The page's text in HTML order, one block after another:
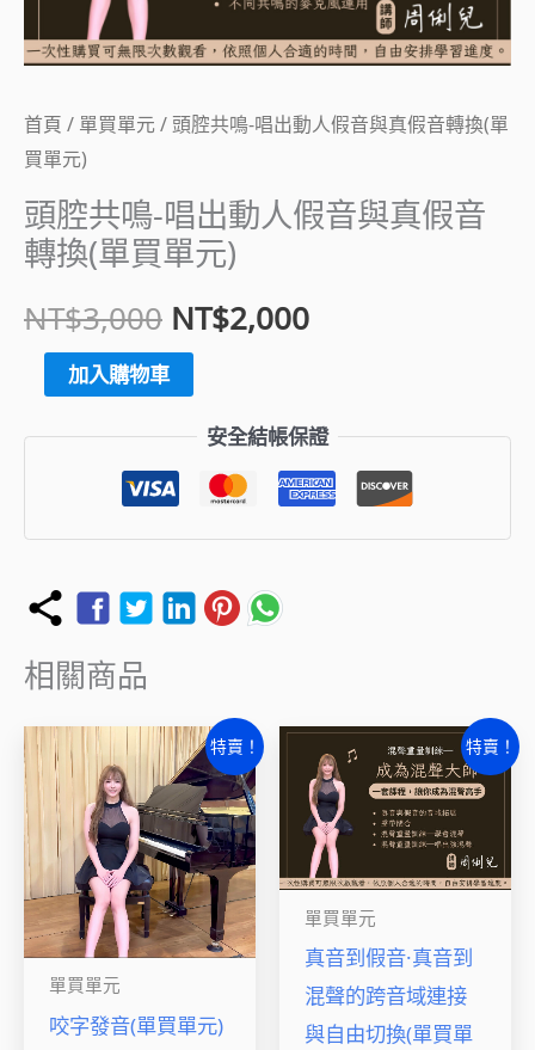
首頁 / 單買單元 / 頭腔共鳴-唱出動人假音與真假音轉換(單
買單元)
頭腔共鳴-唱出動人假音與真假音
轉換(單買單元)
NT$3,000 NT$2,000
假
與
真
假
音
轉
換
(單
量
加入購物車
安全結帳保證
相關商品
特賣！
單買單元
咬字發音(單買單元)
原
始
價
格：
NT$3,000。
目
前
價
格：
NT$2,000。
特賣！
單買單元
真音到假音·真音到
混聲的跨音域連接
與自由切換(單買單
原
始
價
格：
NT$3,000。
目
前
價
格：